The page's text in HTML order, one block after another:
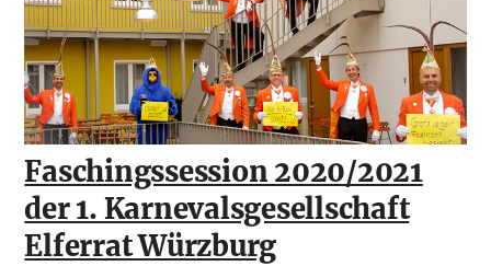
Faschingssession 2020/2021
der 1. Karnevalsgesellschaft
Elferrat Würzburg